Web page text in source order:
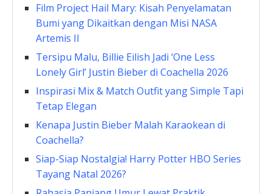
Film Project Hail Mary: Kisah Penyelamatan
Bumi yang Dikaitkan dengan Misi NASA
Artemis II
Tersipu Malu, Billie Eilish Jadi ‘One Less
Lonely Girl’ Justin Bieber di Coachella 2026
Inspirasi Mix & Match Outfit yang Simple Tapi
Tetap Elegan
Kenapa Justin Bieber Malah Karaokean di
Coachella?
Siap-Siap Nostalgia! Harry Potter HBO Series
Tayang Natal 2026?